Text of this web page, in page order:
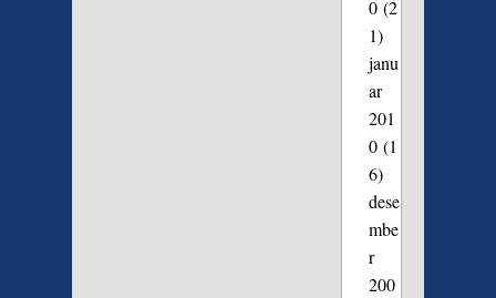
0(2
1)
janu
ar
201
0(1
6)
dese
mbe
r
200